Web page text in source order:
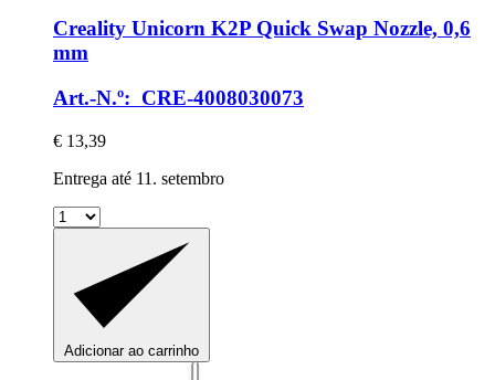
Creality Unicorn K2P Quick Swap Nozzle, 0,6
mm
Art.-N.º: CRE-4008030073
€ 13,39
Entrega até 11. setembro
Adicionar ao carrinho